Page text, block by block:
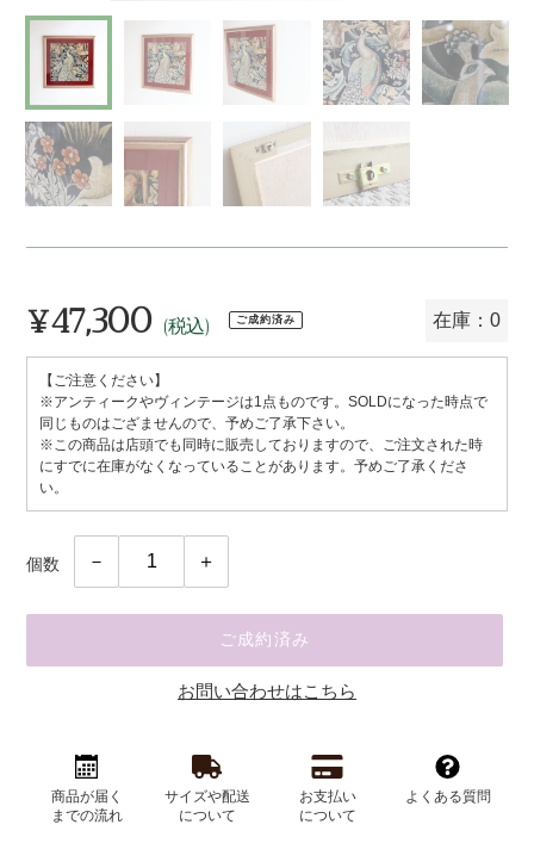
通
常
価
格
¥47,300 (税込) ご成約済み 在庫：0
【ご注意ください】
※アンティークやヴィンテージは1点ものです。SOLDになった時点で
同じものはござませんので、予めご了承下さい。
※この商品は店頭でも同時に販売しておりますので、ご注文された時
にすでに在庫がなくなっていることがあります。予めご了承くださ
い。
個数
ご成約済み
お問い合わせはこちら
商品が届く
までの流れ
サイズや配送
について
お支払い
について
よくある質問